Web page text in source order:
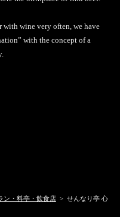
with wine very often, we have
with the concept of a
ン・料亭・飲食店 > せんなり亭 心